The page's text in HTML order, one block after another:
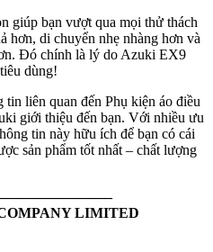
giúp bạn vượt qua mọi thử thách
hơn, di chuyển nhẹ nhàng hơn và
Đó chính là lý do Azuki EX9
dùng!
liên quan đến Phụ kiện áo điều
giới thiệu đến bạn. Với nhiều ưu
tin này hữu ích để bạn có cái
sản phẩm tốt nhất – chất lượng
LIMITED